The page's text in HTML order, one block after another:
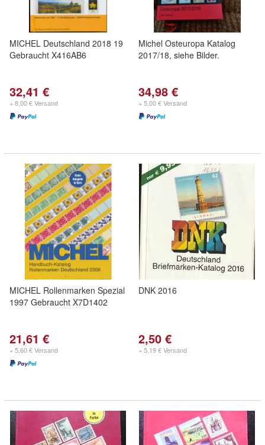
MICHEL Deutschland 2018 19
Gebraucht X416AB6
32,41 €
+ 8,00 € Versand
Michel Osteuropa Katalog
2017/18, siehe Bilder.
34,98 €
+ 5,00 € Versand
MICHEL Rollenmarken Spezial
1997 Gebraucht X7D1402
21,61 €
+ 5,60 € Versand
DNK 2016
2,50 €
+ 5,19 € Versand